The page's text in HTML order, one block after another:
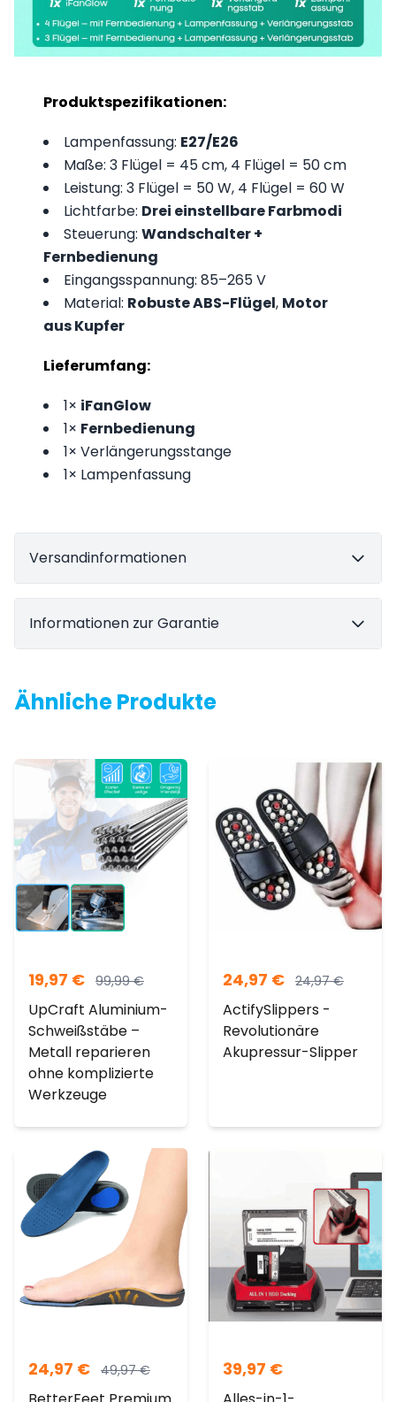
Produktspezifikationen:
Lampenfassung: E27/E26
Maße: 3 Flügel = 45 cm, 4 Flügel = 50 cm
Leistung: 3 Flügel = 50 W, 4 Flügel = 60 W
Lichtfarbe: Drei einstellbare Farbmodi
Steuerung:Wandschalter +
Fernbedienung
Eingangsspannung: 85–265 V
Material: Robuste ABS-Flügel, Motor
aus Kupfer
Lieferumfang:
1× iFanGlow
1× Fernbedienung
1× Verlängerungsstange
1× Lampenfassung
Versandinformationen
Informationen zur Garantie
Ähnliche Produkte
19,97 € 99,99€
UpCraft Aluminium-
Schweißstäbe –
Metall reparieren
ohne komplizierte
Werkzeuge
24,97 € 24,97€
ActifySlippers -
Revolutionäre
Akupressur-Slipper
24,97 € 49,97€ 39,97 €